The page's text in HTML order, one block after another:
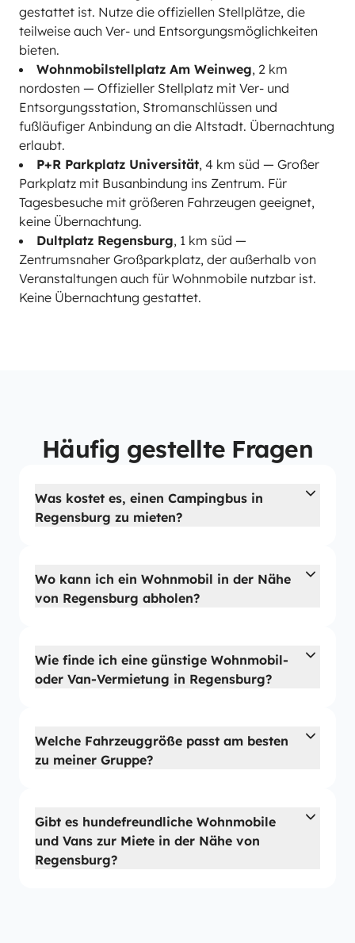
gestattet ist. Nutze die offiziellen Stellplätze, die
teilweise auch Ver- und Entsorgungsmöglichkeiten
bieten.
Wohnmobilstellplatz Am Weinweg, 2 km
nordosten — Offizieller Stellplatz mit Ver- und
Entsorgungsstation, Stromanschlüssen und
fußläufiger Anbindung an die Altstadt. Übernachtung
erlaubt.
P+R Parkplatz Universität, 4 km süd — Großer
Parkplatz mit Busanbindung ins Zentrum. Für
Tagesbesuche mit größeren Fahrzeugen geeignet,
keine Übernachtung.
Dultplatz Regensburg, 1 km süd —
Zentrumsnaher Großparkplatz, der außerhalb von
Veranstaltungen auch für Wohnmobile nutzbar ist.
Keine Übernachtung gestattet.
Häufig gestellte Fragen
Was kostet es, einen Campingbus in
Regensburg zu mieten?
Wo kann ich ein Wohnmobil in der Nähe
von Regensburg abholen?
Wie finde ich eine günstige Wohnmobil-
oder Van-Vermietung in Regensburg?
Welche Fahrzeuggröße passt am besten
zu meiner Gruppe?
Gibt es hundefreundliche Wohnmobile
und Vans zur Miete in der Nähe von
Regensburg?